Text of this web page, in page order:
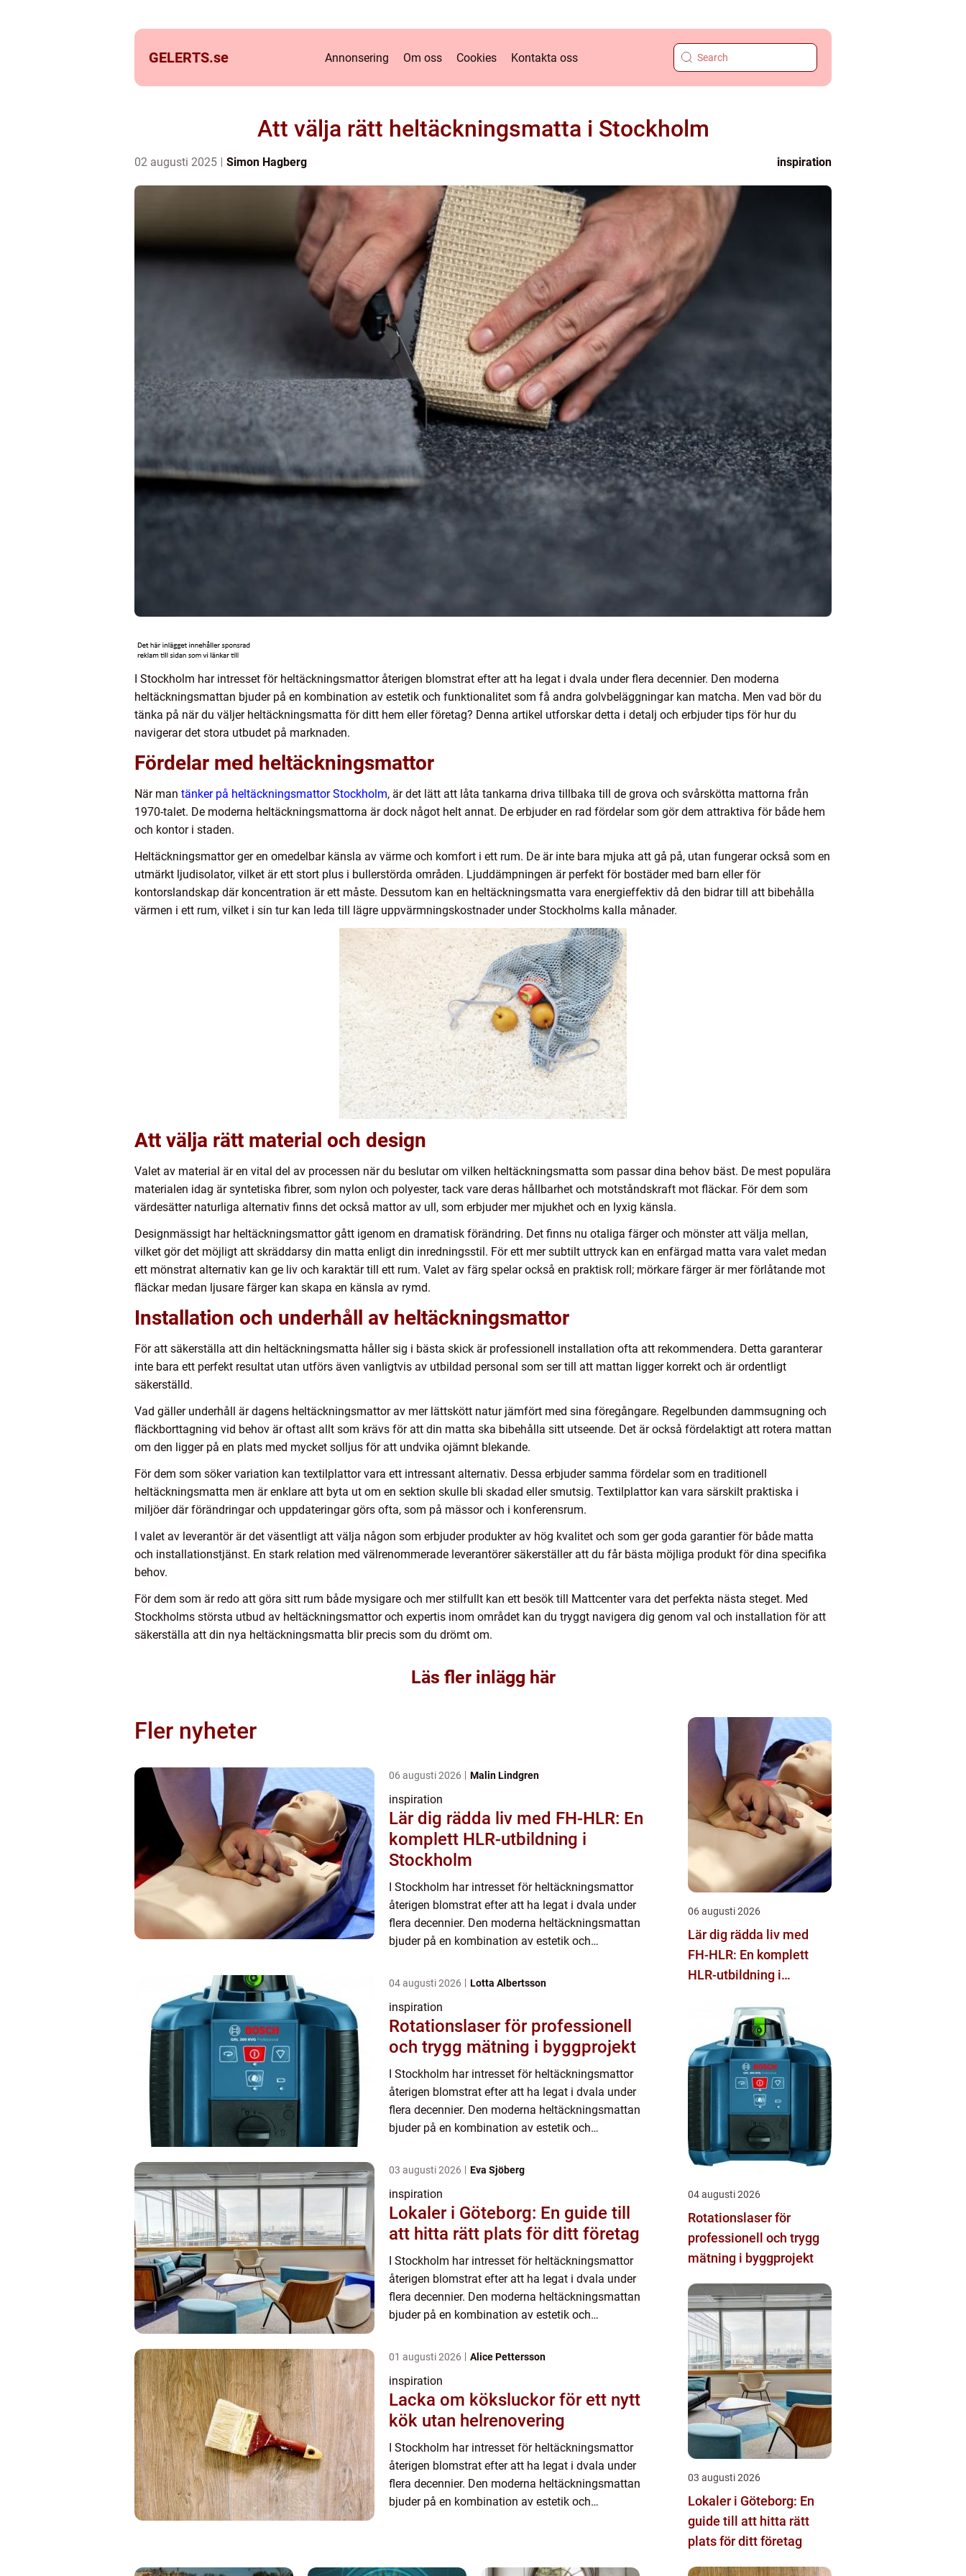
GELERTS.se Annonsering Om oss Cookies Kontakta oss
Att välja rätt heltäckningsmatta i Stockholm
02 augusti 2025 Simon Hagberg inspiration
I Stockholm har intresset för heltäckningsmattor återigen blomstrat efter att ha legat i dvala under flera decennier. Den moderna
heltäckningsmattan bjuder på en kombination av estetik och funktionalitet som få andra golvbeläggningar kan matcha. Men vad bör du
tänka på när du väljer heltäckningsmatta för ditt hem eller företag? Denna artikel utforskar detta i detalj och erbjuder tips för hur du
navigerar det stora utbudet på marknaden.
Fördelar med heltäckningsmattor
När man tänker på heltäckningsmattor Stockholm, är det lätt att låta tankarna driva tillbaka till de grova och svårskötta mattorna från
1970-talet. De moderna heltäckningsmattorna är dock något helt annat. De erbjuder en rad fördelar som gör dem attraktiva för både hem
och kontor i staden.
Heltäckningsmattor ger en omedelbar känsla av värme och komfort i ett rum. De är inte bara mjuka att gå på, utan fungerar också som en
utmärkt ljudisolator, vilket är ett stort plus i bullerstörda områden. Ljuddämpningen är perfekt för bostäder med barn eller för
kontorslandskap där koncentration är ett måste. Dessutom kan en heltäckningsmatta vara energieffektiv då den bidrar till att bibehålla
värmen i ett rum, vilket i sin tur kan leda till lägre uppvärmningskostnader under Stockholms kalla månader.
Att välja rätt material och design
Valet av material är en vital del av processen när du beslutar om vilken heltäckningsmatta som passar dina behov bäst. De mest populära
materialen idag är syntetiska fibrer, som nylon och polyester, tack vare deras hållbarhet och motståndskraft mot fläckar. För dem som
värdesätter naturliga alternativ finns det också mattor av ull, som erbjuder mer mjukhet och en lyxig känsla.
Designmässigt har heltäckningsmattor gått igenom en dramatisk förändring. Det finns nu otaliga färger och mönster att välja mellan,
vilket gör det möjligt att skräddarsy din matta enligt din inredningsstil. För ett mer subtilt uttryck kan en enfärgad matta vara valet medan
ett mönstrat alternativ kan ge liv och karaktär till ett rum. Valet av färg spelar också en praktisk roll; mörkare färger är mer förlåtande mot
fläckar medan ljusare färger kan skapa en känsla av rymd.
Installation och underhåll av heltäckningsmattor
För att säkerställa att din heltäckningsmatta håller sig i bästa skick är professionell installation ofta att rekommendera. Detta garanterar
inte bara ett perfekt resultat utan utförs även vanligtvis av utbildad personal som ser till att mattan ligger korrekt och är ordentligt
säkerställd.
Vad gäller underhåll är dagens heltäckningsmattor av mer lättskött natur jämfört med sina föregångare. Regelbunden dammsugning och
fläckborttagning vid behov är oftast allt som krävs för att din matta ska bibehålla sitt utseende. Det är också fördelaktigt att rotera mattan
om den ligger på en plats med mycket solljus för att undvika ojämnt blekande.
För dem som söker variation kan textilplattor vara ett intressant alternativ. Dessa erbjuder samma fördelar som en traditionell
heltäckningsmatta men är enklare att byta ut om en sektion skulle bli skadad eller smutsig. Textilplattor kan vara särskilt praktiska i
miljöer där förändringar och uppdateringar görs ofta, som på mässor och i konferensrum.
I valet av leverantör är det väsentligt att välja någon som erbjuder produkter av hög kvalitet och som ger goda garantier för både matta
och installationstjänst. En stark relation med välrenommerade leverantörer säkerställer att du får bästa möjliga produkt för dina specifika
behov.
För dem som är redo att göra sitt rum både mysigare och mer stilfullt kan ett besök till Mattcenter vara det perfekta nästa steget. Med
Stockholms största utbud av heltäckningsmattor och expertis inom området kan du tryggt navigera dig genom val och installation för att
säkerställa att din nya heltäckningsmatta blir precis som du drömt om.
Läs fler inlägg här
Fler nyheter
06 augusti 2026 Malin Lindgren
inspiration
Lär dig rädda liv med FH-HLR: En
komplett HLR-utbildning i
Stockholm
I Stockholm har intresset för heltäckningsmattor
återigen blomstrat efter att ha legat i dvala under
flera decennier. Den moderna heltäckningsmattan
bjuder på en kombination av estetik och
04 augusti 2026 Lotta Albertsson
inspiration
Rotationslaser för professionell
och trygg mätning i byggprojekt
I Stockholm har intresset för heltäckningsmattor
återigen blomstrat efter att ha legat i dvala under
flera decennier. Den moderna heltäckningsmattan
bjuder på en kombination av estetik och
03 augusti 2026 Eva Sjöberg
inspiration
Lokaler i Göteborg: En guide till
att hitta rätt plats för ditt företag
I Stockholm har intresset för heltäckningsmattor
återigen blomstrat efter att ha legat i dvala under
flera decennier. Den moderna heltäckningsmattan
bjuder på en kombination av estetik och
01 augusti 2026 Alice Pettersson
inspiration
Lacka om köksluckor för ett nytt
kök utan helrenovering
I Stockholm har intresset för heltäckningsmattor
återigen blomstrat efter att ha legat i dvala under
flera decennier. Den moderna heltäckningsmattan
bjuder på en kombination av estetik och
06 augusti 2026
Lär dig rädda liv med
FH-HLR: En komplett
HLR-utbildning i
04 augusti 2026
Rotationslaser för
professionell och trygg
mätning i byggprojekt
03 augusti 2026
Lokaler i Göteborg: En
guide till att hitta rätt
plats för ditt företag